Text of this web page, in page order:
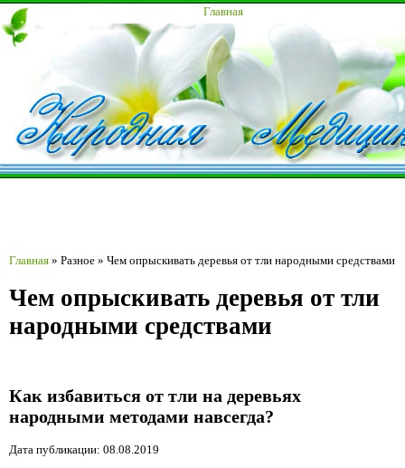
Главная
Главная » Разное » Чем опрыскивать деревья от тли народными средствами
Чем опрыскивать деревья от тли
народными средствами
Как избавиться от тли на деревьях
народными методами навсегда?
Дата публикации: 08.08.2019